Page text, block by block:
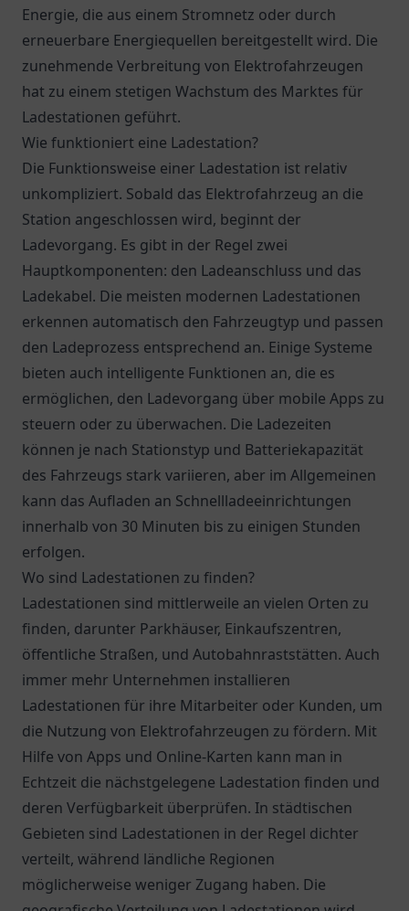
Energie, die aus einem Stromnetz oder durch
erneuerbare Energiequellen bereitgestellt wird. Die
zunehmende Verbreitung von Elektrofahrzeugen
hat zu einem stetigen Wachstum des Marktes für
Ladestationen geführt.
Wie funktioniert eine Ladestation?
Die Funktionsweise einer Ladestation ist relativ
unkompliziert. Sobald das Elektrofahrzeug an die
Station angeschlossen wird, beginnt der
Ladevorgang. Es gibt in der Regel zwei
Hauptkomponenten: den Ladeanschluss und das
Ladekabel. Die meisten modernen Ladestationen
erkennen automatisch den Fahrzeugtyp und passen
den Ladeprozess entsprechend an. Einige Systeme
bieten auch intelligente Funktionen an, die es
ermöglichen, den Ladevorgang über mobile Apps zu
steuern oder zu überwachen. Die Ladezeiten
können je nach Stationstyp und Batteriekapazität
des Fahrzeugs stark variieren, aber im Allgemeinen
kann das Aufladen an Schnellladeeinrichtungen
innerhalb von 30 Minuten bis zu einigen Stunden
erfolgen.
Wo sind Ladestationen zu finden?
Ladestationen sind mittlerweile an vielen Orten zu
finden, darunter Parkhäuser, Einkaufszentren,
öffentliche Straßen, und Autobahnraststätten. Auch
immer mehr Unternehmen installieren
Ladestationen für ihre Mitarbeiter oder Kunden, um
die Nutzung von Elektrofahrzeugen zu fördern. Mit
Hilfe von Apps und Online-Karten kann man in
Echtzeit die nächstgelegene Ladestation finden und
deren Verfügbarkeit überprüfen. In städtischen
Gebieten sind Ladestationen in der Regel dichter
verteilt, während ländliche Regionen
möglicherweise weniger Zugang haben. Die